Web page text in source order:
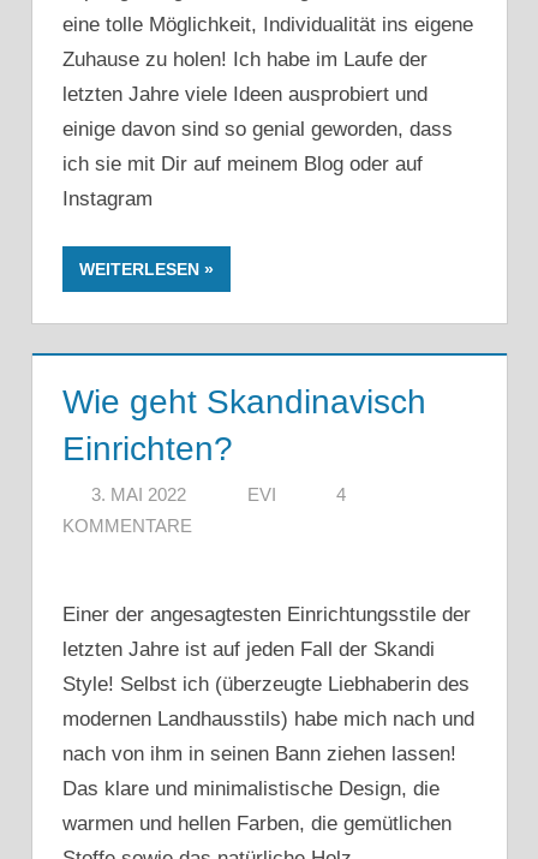
eine tolle Möglichkeit, Individualität ins eigene
Zuhause zu holen! Ich habe im Laufe der
letzten Jahre viele Ideen ausprobiert und
einige davon sind so genial geworden, dass
ich sie mit Dir auf meinem Blog oder auf
Instagram
WEITERLESEN
Wie geht Skandinavisch
Einrichten?
3. MAI 2022 EVI
4
KOMMENTARE
Einer der angesagtesten Einrichtungsstile der
letzten Jahre ist auf jeden Fall der Skandi
Style! Selbst ich (überzeugte Liebhaberin des
modernen Landhausstils) habe mich nach und
nach von ihm in seinen Bann ziehen lassen!
Das klare und minimalistische Design, die
warmen und hellen Farben, die gemütlichen